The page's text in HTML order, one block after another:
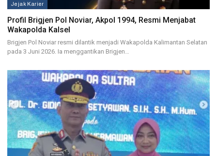
Jejak Karier
Profil Brigjen Pol Noviar, Akpol 1994, Resmi Menjabat
Wakapolda Kalsel
Brigjen Pol Noviar resmi dilantik menjadi Wakapolda Kalimantan Selatan
pada 3 Juni 2026. Ia menggantikan Brigjen…